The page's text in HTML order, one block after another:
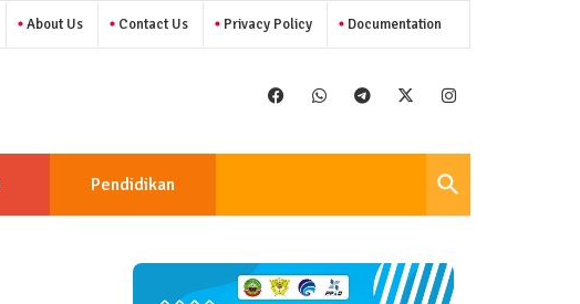
About Us Contact Us Privacy Policy Documentation
Pendidikan